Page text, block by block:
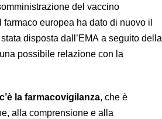
del vaccino
europea ha dato di nuovo il
disposta dall’EMA a seguito della
possibile relazione con la
la farmacovigilanza, che è
alla comprensione e alla